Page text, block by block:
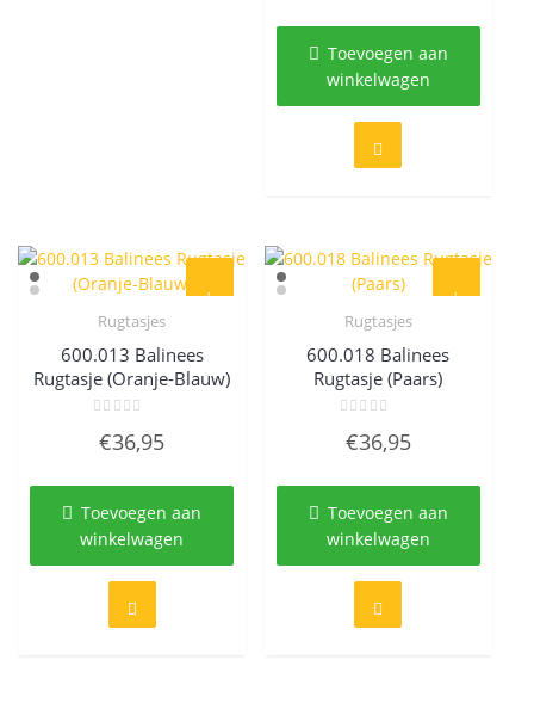
Toevoegen aan
winkelwagen
Rugtasjes
600.013 Balinees
Rugtasje (Oranje-Blauw)
0€36,95
Toevoegen aan
winkelwagen
Rugtasjes
600.018 Balinees
Rugtasje (Paars)
0€36,95
Toevoegen aan
winkelwagen